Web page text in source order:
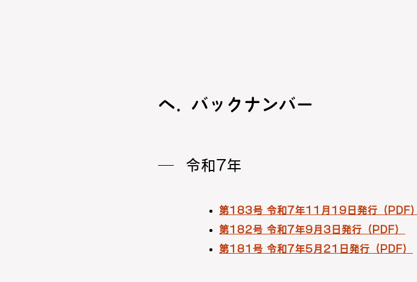
バックナンバー
令和7年
第183号 令和7年11月19日発行（PDF）
第182号 令和7年9月3日発行（PDF）
第181号 令和7年5月21日発行（PDF）